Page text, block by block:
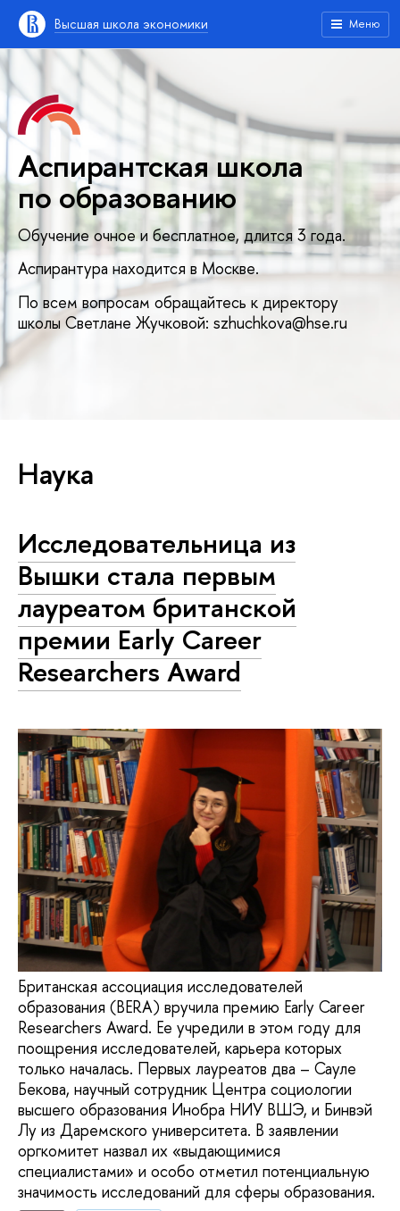
Высшая школа экономики Меню
Аспирантская школа
по образованию
Обучение очное и бесплатное, длится 3 года.
Аспирантура находится в Москве.
По всем вопросам обращайтесь к директору
школы Светлане Жучковой: szhuchkova@hse.ru
Наука
Исследовательница из
Вышки стала первым
лауреатом британской
премии Early Career
Researchers Award
Британская ассоциация исследователей
образования (BERA) вручила премию Early Career
Researchers Award. Ее учредили в этом году для
поощрения исследователей, карьера которых
только началась. Первых лауреатов два – Сауле
Бекова, научный сотрудник Центра социологии
высшего образования Инобра НИУ ВШЭ, и Бинвэй
Лу из Даремского университета. В заявлении
оргкомитет назвал их «выдающимися
специалистами» и особо отметил потенциальную
значимость исследований для сферы образования.